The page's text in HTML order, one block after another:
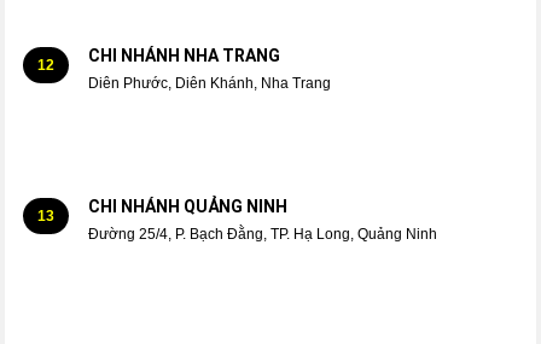
12 CHI NHÁNH NHA TRANG
Diên Phước, Diên Khánh, Nha Trang
13 CHI NHÁNH QUẢNG NINH
Đường 25/4, P. Bạch Đằng, TP. Hạ Long, Quảng Ninh